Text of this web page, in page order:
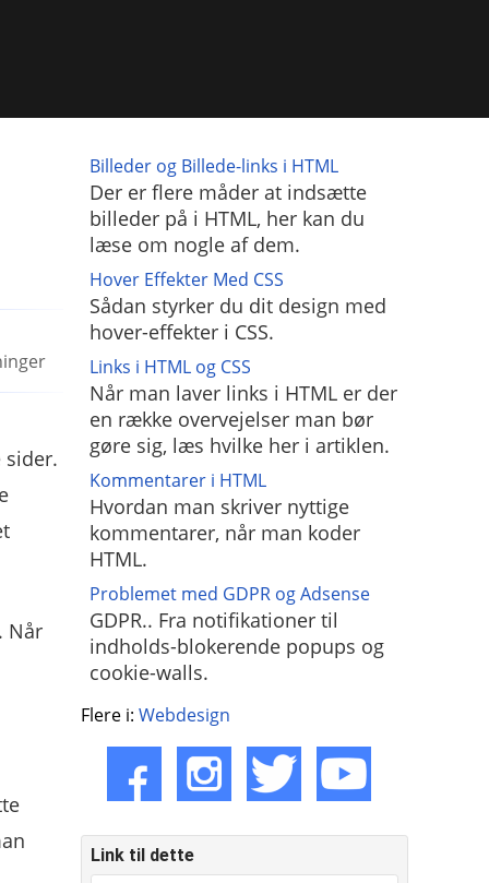
Når
Billeder og Billede-links i HTML
Der er flere måder at indsætte
billeder på i HTML, her kan du
læse om nogle af dem.
Hover Effekter Med CSS
Sådan styrker du dit design med
hover-effekter i CSS.
Links i HTML og CSS
Når man laver links i HTML er der
en række overvejelser man bør
gøre sig, læs hvilke her i artiklen.
Kommentarer i HTML
Hvordan man skriver nyttige
kommentarer, når man koder
HTML.
Problemet med GDPR og Adsense
GDPR.. Fra notifikationer til
indholds-blokerende popups og
cookie-walls.
Flere i:Webdesign
Link til dette